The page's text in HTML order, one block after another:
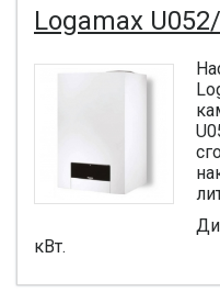
Logamax
кВт.